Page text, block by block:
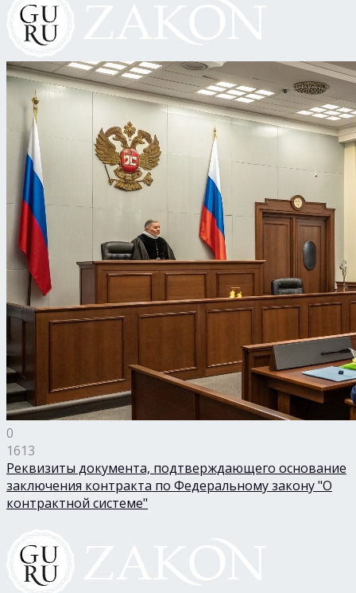
0
1613
Реквизиты документа, подтверждающего основание
заключения контракта по Федеральному закону "О
контрактной системе"